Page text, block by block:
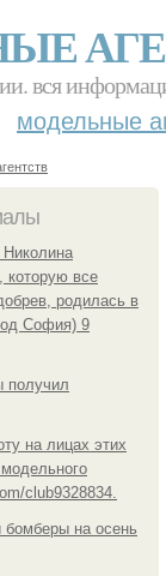
вся
модельные
которую все
родилась в
София) 9
получил
на лицах этих
club9328834.
на осень